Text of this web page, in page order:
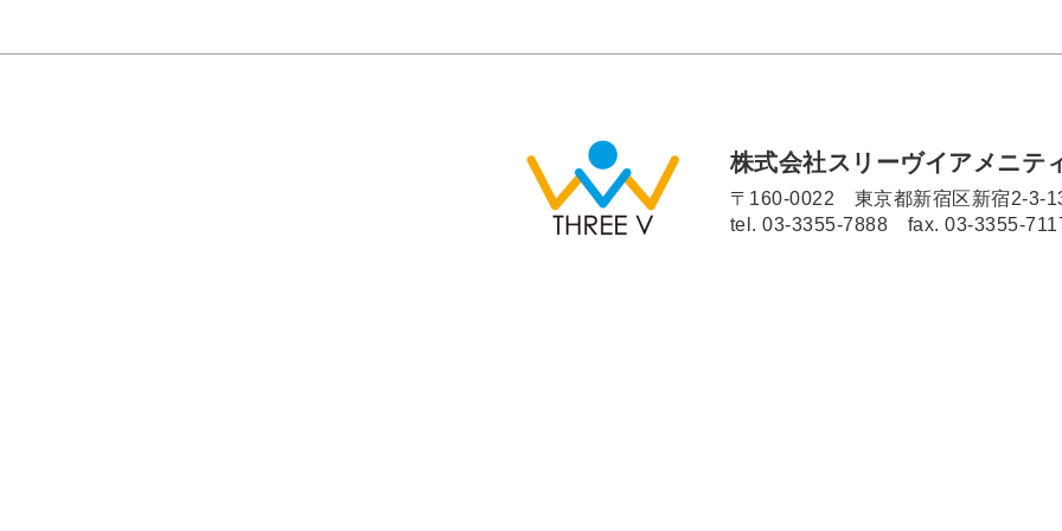
株式会社スリーヴイアメニテ
〒160-0022 東京都新宿区新宿2-3-
tel. 03-3355-7888 fax. 03-3355-